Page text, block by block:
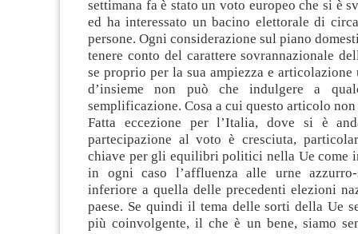
settimana fa è stato un voto europeo che si è
ed ha interessato un bacino elettorale di
persone. Ogni considerazione sul piano
tenere conto del carattere sovrannazionale
se proprio per la sua ampiezza e articolazione
d’insieme non può che indulgere a
semplificazione. Cosa a cui questo articolo non
Fatta eccezione per l’Italia, dove si è
partecipazione al voto è cresciuta,
chiave per gli equilibri politici nella Ue come
in ogni caso l’affluenza alle urne
inferiore a quella delle precedenti elezioni
paese. Se quindi il tema delle sorti della Ue
più coinvolgente, il che è un bene, siamo